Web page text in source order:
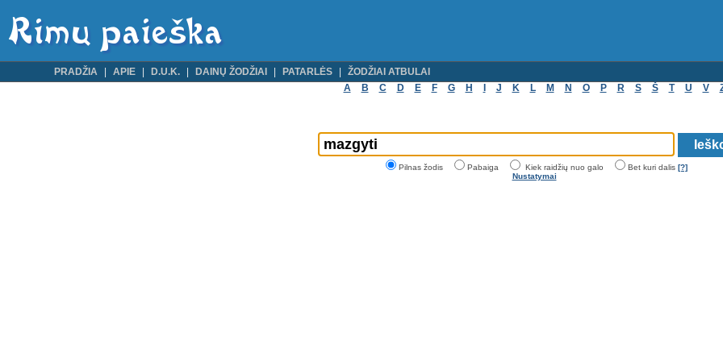
PRADŽIA APIE D.U.K. DAINŲ ŽODŽIAI PATARLĖS
ŽODŽIAI ATBULAI
A
B C D E F G H J K L M N O P R S Š T U V
Pilnas žodis Pabaiga Kiek raidžių nuo galo Bet kuri dalis [?]
Nustatymai